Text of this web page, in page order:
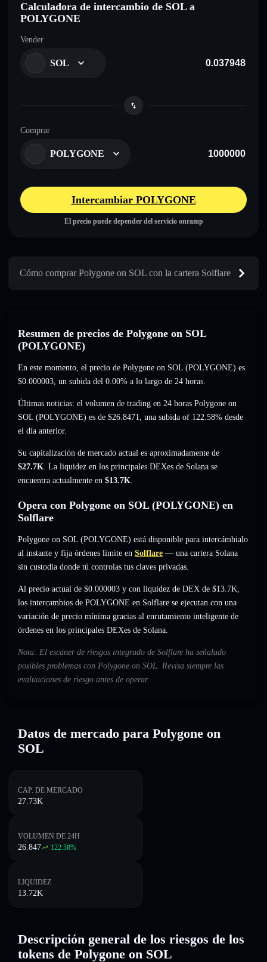
Calculadora de intercambio de SOL a
POLYGONE
Vender
SOL
Comprar
POLYGONE
Intercambiar POLYGONE
El precio puede depender del servicio onramp
Cómo comprar Polygone on SOL con la cartera Solflare
Resumen de precios de Polygone on SOL
(POLYGONE)
En este momento, el precio de Polygone on SOL (POLYGONE) es
$0.000003, un subida del 0.00% a lo largo de 24 horas.
Últimas noticias: el volumen de trading en 24 horas Polygone on
SOL (POLYGONE) es de $26.8471, una subida of 122.58% desde
el día anterior.
Su capitalización de mercado actual es aproximadamente de
$27.7K. La liquidez en los principales DEXes de Solana se
encuentra actualmente en $13.7K.
Opera con Polygone on SOL (POLYGONE) en
Solflare
Polygone on SOL (POLYGONE) está disponible para intercámbialo
al instante y fija órdenes límite en Solflare — una cartera Solana
sin custodia donde tú controlas tus claves privadas.
Al precio actual de $0.000003 y con liquidez de DEX de $13.7K,
los intercambios de POLYGONE en Solflare se ejecutan con una
variación de precio mínima gracias al enrutamiento inteligente de
órdenes en los principales DEXes de Solana.
Nota: El escáner de riesgos integrado de Solflare ha señalado
posibles problemas con Polygone on SOL. Revisa siempre las
evaluaciones de riesgo antes de operar.
Datos de mercado para Polygone on
SOL
CAP. DE MERCADO
27.73K
VOLUMEN DE 24H
26.847 122.58%
LIQUIDEZ
13.72K
Descripción general de los riesgos de los
tokens de Polygone on SOL